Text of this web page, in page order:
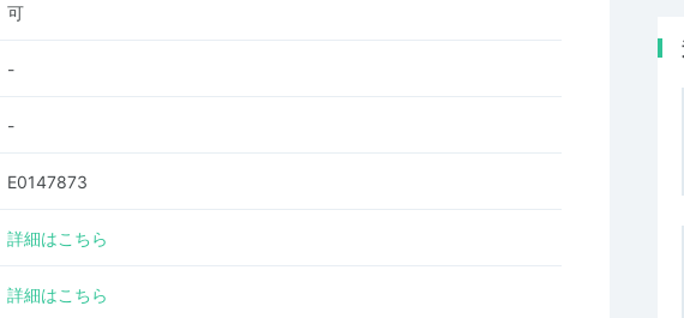
可
-
-
E0147873
詳細はこちら
詳細はこちら